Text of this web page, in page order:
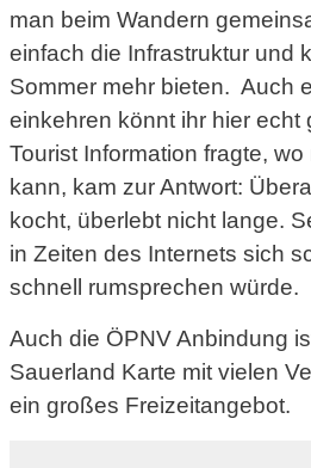
man beim Wandern
einfach die Infrastruktur und
Sommer mehr bieten. Auch
einkehren könnt ihr hier echt
Tourist Information fragte,
kann, kam zur Antwort:
kocht, überlebt nicht lange.
in Zeiten des Internets sich
schnell rumsprechen würde.
Auch die ÖPNV Anbindung
Sauerland Karte mit vielen
ein großes Freizeitangebot.